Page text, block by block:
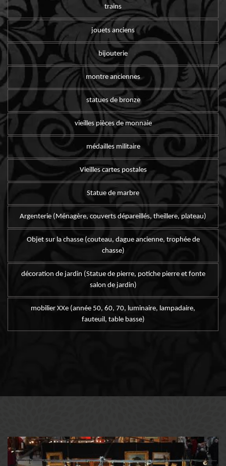
trains
jouets anciens
bijouterie
montre anciennes
statues de bronze
vieilles pièces de monnaie
médailles militaire
Vieilles cartes postales
Statue de marbre
Argenterie (Ménagère, couverts dépareillés, theillere, plateau)
Objet sur la chasse (couteau, dague ancienne, trophée de
chasse)
décoration de jardin (Statue de pierre, potiche pierre et fonte
salon de jardin)
mobilier XXe (année 50, 60, 70, luminaire, lampadaire,
fauteuil, table basse)